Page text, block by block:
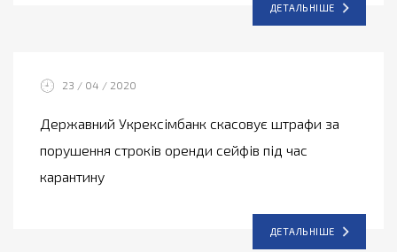
ДЕТАЛЬНІШЕ
23 / 04 / 2020
Державний Укрексімбанк скасовує штрафи за
порушення строків оренди сейфів під час
карантину
ДЕТАЛЬНІШЕ